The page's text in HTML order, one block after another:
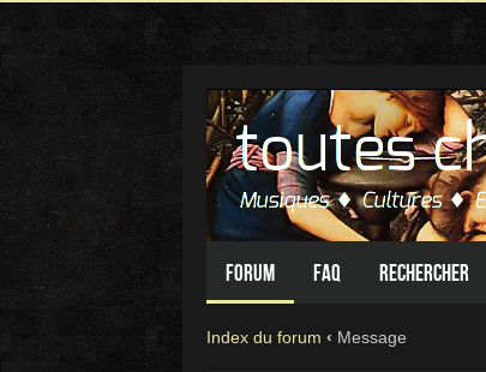
Forum FAQ Rechercher
Index du forum ‹ Message